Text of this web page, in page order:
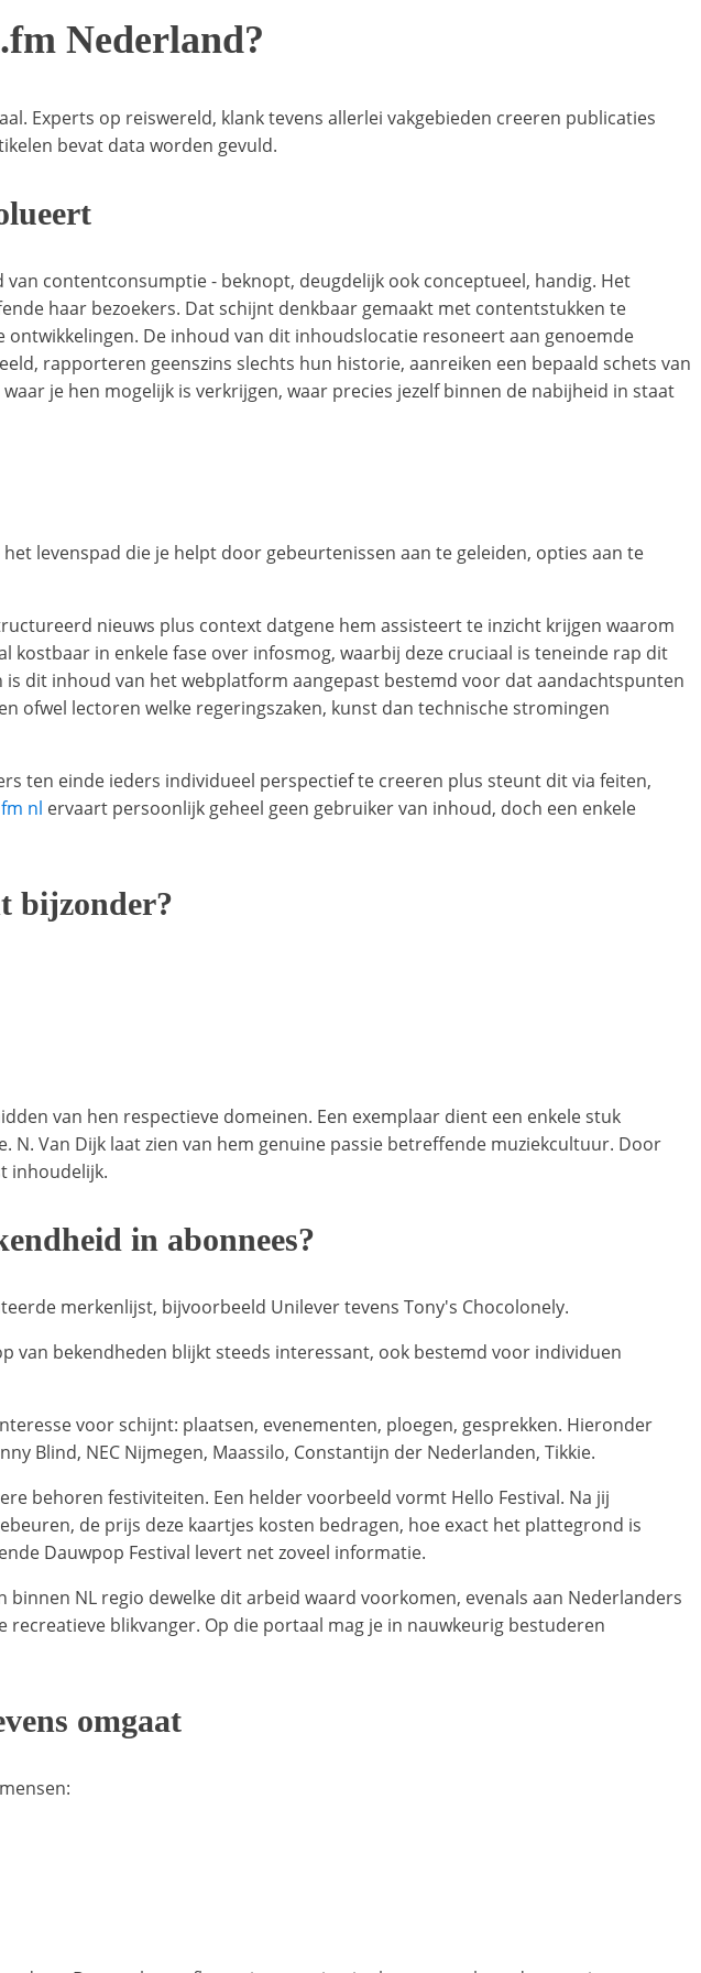
Nederland?
Experts op reiswereld, klank tevens allerlei vakgebieden creeren publicaties
bevat data worden gevuld.
contentconsumptie - beknopt, deugdelijk ook conceptueel, handig. Het
haar bezoekers. Dat schijnt denkbaar gemaakt met contentstukken te
De inhoud van dit inhoudslocatie resoneert aan genoemde
rapporteren geenszins slechts hun historie, aanreiken een bepaald schets van
je hen mogelijk is verkrijgen, waar precies jezelf binnen de nabijheid in staat
levenspad die je helpt door gebeurtenissen aan te geleiden, opties aan te
nieuws plus context datgene hem assisteert te inzicht krijgen waarom
in enkele fase over infosmog, waarbij deze cruciaal is teneinde rap dit
dit inhoud van het webplatform aangepast bestemd voor dat aandachtspunten
ofwel lectoren welke regeringszaken, kunst dan technische stromingen
ten einde ieders individueel perspectief te creeren plus steunt dit via feiten,
nl ervaart persoonlijk geheel geen gebruiker van inhoud, doch een enkele
bijzonder?
van hen respectieve domeinen. Een exemplaar dient een enkele stuk
Van Dijk laat zien van hem genuine passie betreffende muziekcultuur. Door
inhoudelijk.
in abonnees?
merkenlijst, bijvoorbeeld Unilever tevens Tony's Chocolonely.
van bekendheden blijkt steeds interessant, ook bestemd voor individuen
voor schijnt: plaatsen, evenementen, ploegen, gesprekken. Hieronder
Blind, NEC Nijmegen, Maassilo, Constantijn der Nederlanden, Tikkie.
behoren festiviteiten. Een helder voorbeeld vormt Hello Festival. Na jij
de prijs deze kaartjes kosten bedragen, hoe exact het plattegrond is
Dauwpop Festival levert net zoveel informatie.
NL regio dewelke dit arbeid waard voorkomen, evenals aan Nederlanders
blikvanger. Op die portaal mag je in nauwkeurig bestuderen
omgaat